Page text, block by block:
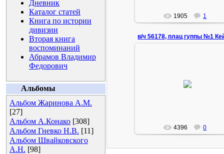
Дневник
Каталог статей
Книга по истории
дивизии
Вторая книга
воспоминаний
Абрамов Владимир
Федорович
Альбомы
Альбом Жаринова А.М.
[27]
Альбом А.Конако [308]
Альбом Гневко Н.В. [11]
Альбом Швайковского
А.Н. [98]
1905 1
ст.л-т Волосатов, ст.л-т
4396 0